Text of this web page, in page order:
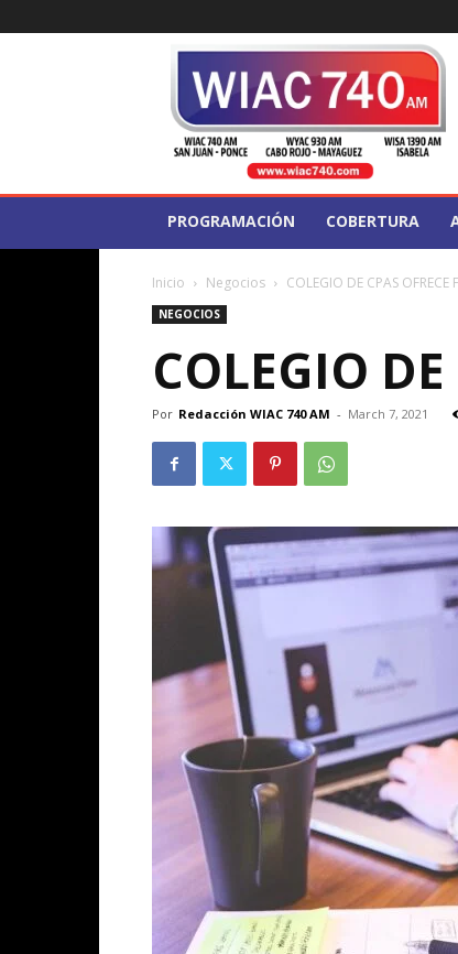
PROGRAMACIÓN COBERTURA
Inicio Negocios COLEGIO DE CPAS OFRECE
NEGOCIOS
COLEGIO
Por Redacción WIAC 740 AM - March 7, 2021